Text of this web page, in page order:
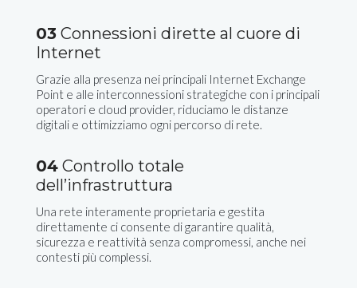
03 Connessioni dirette al cuore di
Internet
Grazie alla presenza nei principali Internet Exchange
Point e alle interconnessioni strategiche con i principali
operatori e cloud provider, riduciamo le distanze
digitali e ottimizziamo ogni percorso di rete.
04 Controllo totale
dell’infrastruttura
Una rete interamente proprietaria e gestita
direttamente ci consente di garantire qualità,
sicurezza e reattività senza compromessi, anche nei
contesti più complessi.